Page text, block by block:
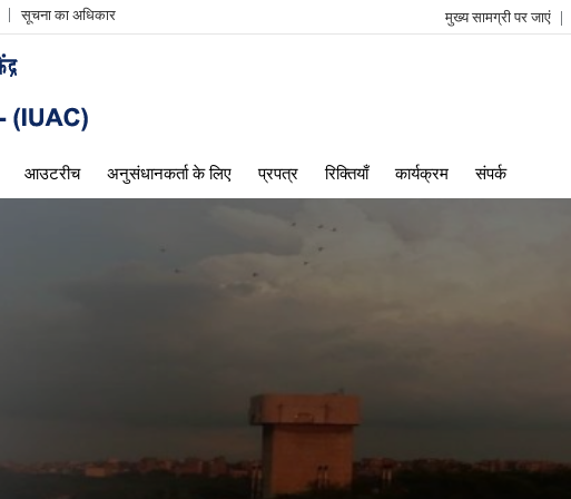
सूचना का अधिकार मुख्य सामग्री पर जाएं
आउटरीच अनुसंधानकर्ता के लिए प्रपत्र रिक्तियाँ कार्यक्रम संपर्क